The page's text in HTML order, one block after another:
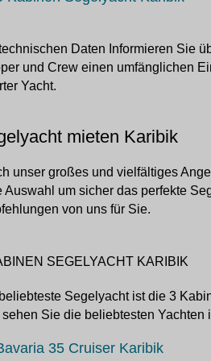
Daten Informieren Sie
und Crew einen umfänglichen
Yacht.
mieten Karibik
unser großes und vielfältiges
Auswahl um sicher das perfekte
von uns für Sie.
SEGELYACHT KARIBIK
Segelyacht ist die 3
Sie die beliebtesten
35 Cruiser Karibik